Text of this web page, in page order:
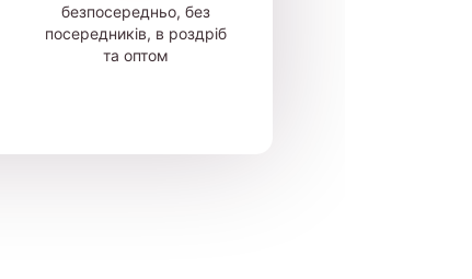
безпосередньо, без
посередників, в роздріб
та оптом